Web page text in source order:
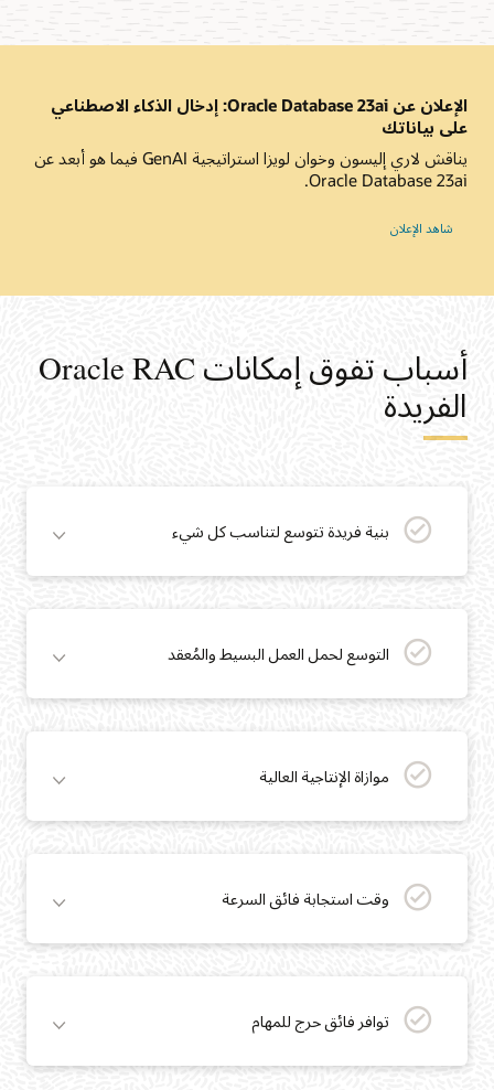
الإعلان عن Oracle Database 23ai: إدخال الذكاء الاصطناعي
على بياناتك
يناقش لاري إليسون وخوان لويزا استراتيجية GenAI فيما هو أبعد عن
Oracle Database 23ai.
شاهد الإعلان
أسباب تفوق إمكانات Oracle RAC
الفريدة
بنية فريدة تتوسع لتناسب كل شيء
التوسع لحمل العمل البسيط والمُعقد
موازاة الإنتاجية العالية
وقت استجابة فائق السرعة
توافر فائق حرج للمهام